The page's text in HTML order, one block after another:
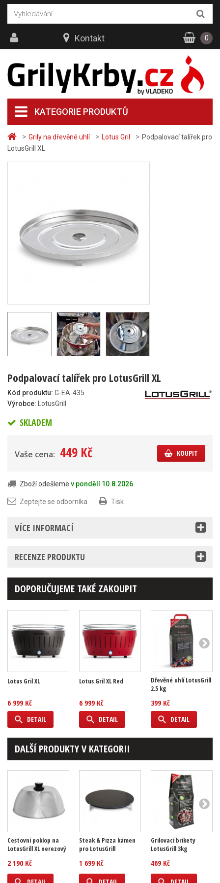
> Grily na dřevěné uhlí > Lotus Gril > Podpalovací talířek pro
LotusGrill XL
Podpalovací talířek pro LotusGrill XL
Kód produktu: G-EA-435
Výrobce:
LotusGrill
SKLADEM
Vaše cena: 449 Kč KOUPIT
Zboží odešleme v pondělí 10.8.2026
Zeptejte se odborníka Tisk
VÍCE INFORMACÍ
RECENZE PRODUKTU
DOPORUČUJEME TAKÉ ZAKOUPIT
Lotus Gril XL
6 999 Kč
DETAIL
Lotus Gril XL Red
6 999 Kč
DETAIL
Dřevěné uhlí LotusGrill
2.5 kg
399 Kč
DETAIL
DALŠÍ PRODUKTY V KATEGORII
Cestovní poklop na
LotusGrill XL nerezový
2 190 Kč
Steak & Pizza kámen
pro LotusGrill
1 699 Kč
Grilovací brikety
LotusGrill 3kg
469 Kč
KATEGORIE PRODUKTŮ
Kontakt 0